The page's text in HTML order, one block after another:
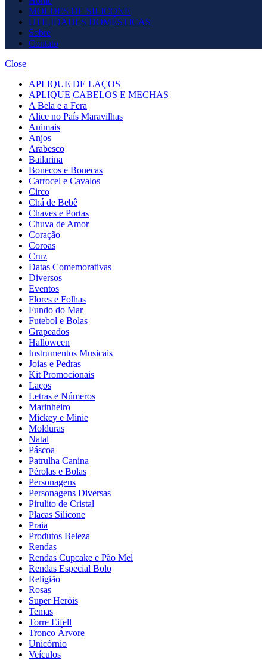
MOLDES DE SILICONE
UTILIDADES DOMÉSTICAS
Sobre
Contato
Close
APLIQUE DE LAÇOS
APLIQUE CABELOS E MECHAS
A Bela e a Fera
Alice no País Maravilhas
Animais
Anjos
Arabesco
Bailarina
Bonecos e Bonecas
Carrocel e Cavalos
Circo
Chá de Bebê
Chaves e Portas
Chuva de Amor
Coração
Coroas
Cruz
Datas Comemorativas
Diversos
Eventos
Flores e Folhas
Fundo do Mar
Futebol e Bolas
Grapeados
Halloween
Instrumentos Musicais
Joias e Pedras
Kit Promocionais
Laços
Letras e Números
Marinheiro
Mickey e Minie
Molduras
Natal
Páscoa
Patrulha Canina
Pérolas e Bolas
Personagens
Personagens Diversas
Pirulito de Cristal
Placas Silicone
Praia
Produtos Beleza
Rendas
Rendas Cupcake e Pão Mel
Rendas Especial Bolo
Religião
Rosas
Super Heróis
Temas
Torre Eifell
Tronco Árvore
Unicórnio
Veículos